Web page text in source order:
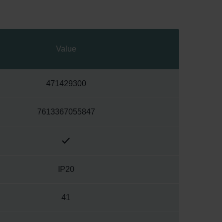
Value
471429300
7613367055847
IP20
41